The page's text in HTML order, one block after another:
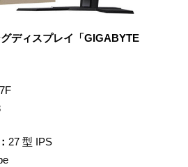
ディスプレイ「GIGABYTE
27 型 IPS